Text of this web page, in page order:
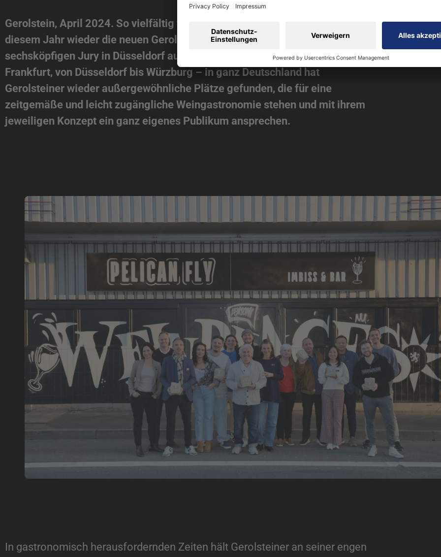
Gerolstein, April 2024. So vielfältig wie die Weinwelt selbst sind auch in
diesem Jahr wieder die neuen Gerolsteiner WeinPlaces, die von der
sechsköpfigen Jury in Düsseldorf ausgezeichnet wurden. Von Lüneburg bis
Frankfurt, von Düsseldorf bis Würzburg – in ganz Deutschland hat
Gerolsteiner wieder außergewöhnliche Plätze gefunden, die für eine
zeitgemäße und leicht zugängliche Weingastronomie stehen und mit ihrem
jeweiligen Konzept ein ganz eigenes Publikum ansprechen.
In gastronomisch herausfordernden Zeiten hält Gerolsteiner an seiner engen